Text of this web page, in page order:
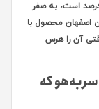
بیشتر شود، پرت آهن که چیزی بین ۳ تا ۱۰ درصد است، به صفر
اصفهان محصول با
آن را هرس
سربه‌هو که